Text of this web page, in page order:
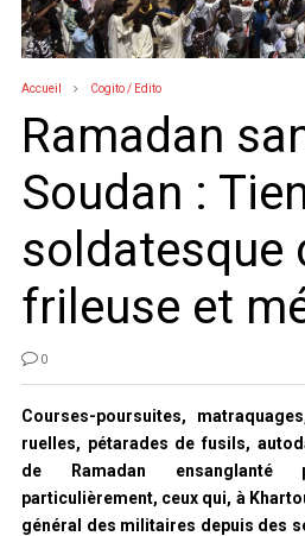
Accueil Cogito / Edito
Ramadan
Soudan :
soldatesque
frileuse et
0
Courses-poursuites,
ruelles, pétarades de fusils,
de Ramadan ensanglanté
particulièrement, ceux qui, à
général des militaires depuis des